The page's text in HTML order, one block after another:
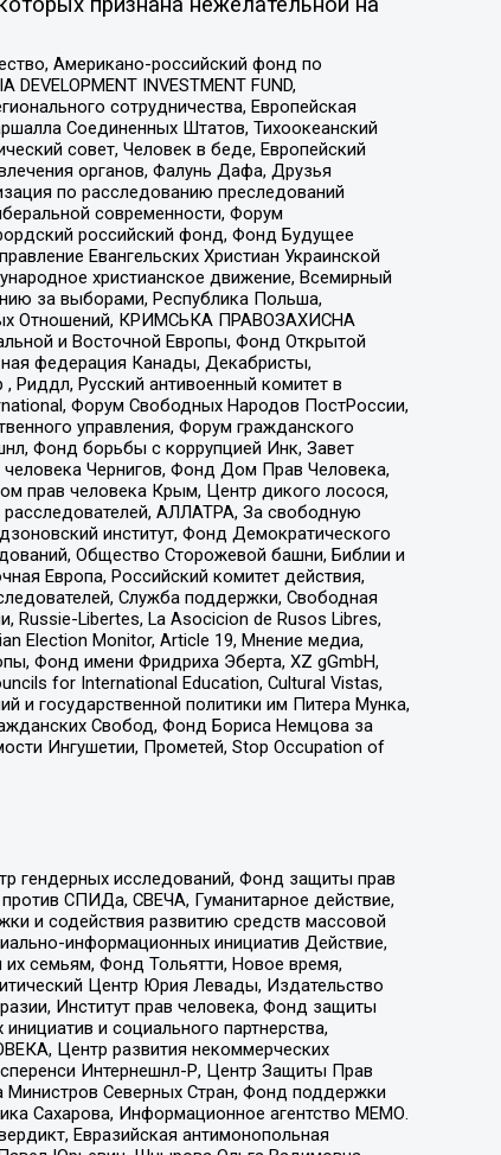
Американо-российский фонд по
INVESTMENT FUND,
сотрудничества, Европейская
Соединенных Штатов, Тихоокеанский
совет, Человек в беде, Европейский
органов, Фалунь Дафа, Друзья
по расследованию преследований
современности, Форум
российский фонд, Фонд Будущее
Евангельских Христиан Украинской
христианское движение, Всемирный
за выборами, Республика Польша,
Отношений, КРИМСЬКА ПРАВОЗАХИСНА
и Восточной Европы, Фонд Открытой
федерация Канады, Декабристы,
Риддл, Русский антивоенный комитет в
Форум Свободных Народов ПостРоссии,
управления, Форум гражданского
Фонд борьбы с коррупцией Инк, Завет
Чернигов, Фонд Дом Прав Человека,
прав человека Крым, Центр дикого лосося,
АЛЛАТРА, За свободную
институт, Фонд Демократического
Общество Сторожевой башни, Библии и
Европа, Российский комитет действия,
Служба поддержки, Свободная
Libertes, La Asocicion de Rusos Libres,
Election Monitor, Article 19, Мнение медиа,
Фонд имени Фридриха Эберта, XZ gGmbH,
for International Education, Cultural Vistas,
и государственной политики им Питера Мунка,
Свобод, Фонд Бориса Немцова за
Ингушетии, Прометей, Stop Occupation of
гендерных исследований, Фонд защиты прав
СПИДа, СВЕЧА, Гуманитарное действие,
и содействия развитию средств массовой
информационных инициатив Действие,
семьям, Фонд Тольятти, Новое время,
Центр Юрия Левады, Издательство
Институт прав человека, Фонд защиты
и социального партнерства,
Центр развития некоммерческих
Интернешнл-Р, Центр Защиты Прав
Министров Северных Стран, Фонд поддержки
Сахарова, Информационное агентство МЕМО.
Евразийская антимонопольная